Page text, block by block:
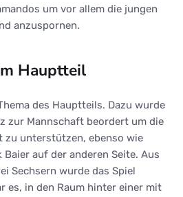
um vor allem die jungen
anzuspornen.
Hauptteil
des Hauptteils. Dazu wurde
zur Mannschaft beordert um die
zu unterstützen, ebenso wie
auf der anderen Seite. Aus
Sechsern wurde das Spiel
es, in den Raum hinter einer mit